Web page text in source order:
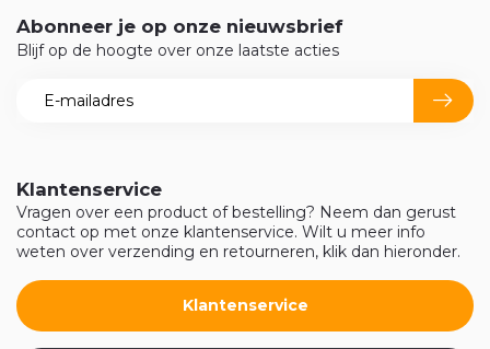
Klantenservice
Vragen over een product of bestelling? Neem dan gerust
contact op met onze klantenservice. Wilt u meer info
weten over verzending en retourneren, klik dan hieronder.
Klantenservice
Abonneer je op onze nieuwsbrief
Blijf op de hoogte over onze laatste acties